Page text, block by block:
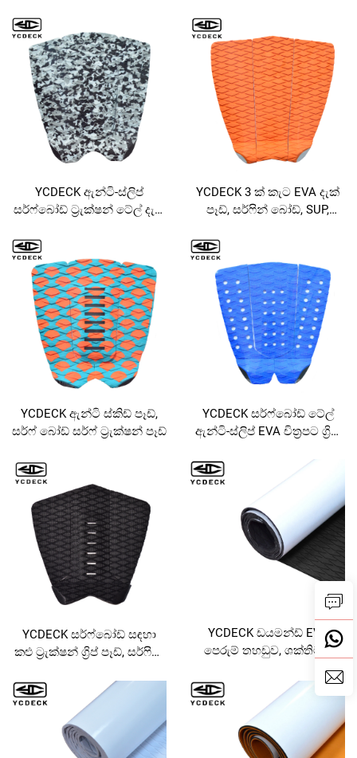
YCDECK ඇන්ටි-ස්ලිප්
සර්ෆ්බෝඩ් ට්‍රැක්ෂන් ටේල් දැක්
YCDECK 3 ක් කැට EVA දැක්
පෑඩ්, සර්ෆින් බෝඩ්, SUP,
YCDECK ඇන්ටි ස්කිඩ් පෑඩ්,
සර්ෆ් බෝඩ් සර්ෆ් ට්‍රැක්ෂන් පෑඩ්
YCDECK සර්ෆ්බෝඩ් ටේල්
ඇන්ටි-ස්ලිප් EVA චිත්‍රපට ග්‍රිප්,
YCDECK සර්ෆ්බෝඩ් සඳහා
කළු ට්‍රැක්ෂන් ග්‍රිප් පෑඩ්, සර්ෆින්,
YCDECK ඩයමන්ඩ් EVA
පෙරුම් තහඩුව, ශක්තිමත්
ස්වයං-අලුල් නොවන පෑඩ්
සහිතව, DIY සර්ෆ්බෝඩ්
ට්‍රැක්ෂන් පෑඩ්, අතුරු
නොගැසෙන ග්‍රිප් මැට්, කපා
හැකි තහඩුව